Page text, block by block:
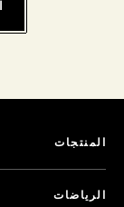
المنتجات
الرياضات